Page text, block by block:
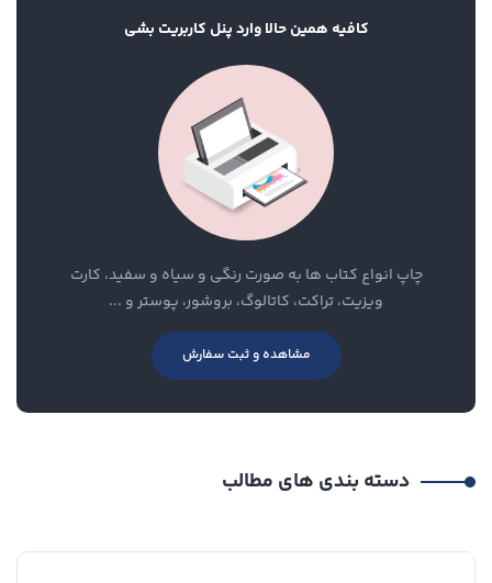
کافیه همین حالا وارد پنل کاربریت بشی
چاپ انواع کتاب ها به صورت رنگی و سیاه و سفید، کارت
ویزیت، تراکت، کاتالوگ، بروشور، پوستر و ...
مشاهده و ثبت سفارش
دسته بندی های مطالب